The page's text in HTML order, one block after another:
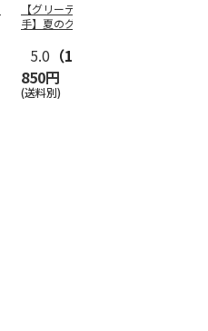
【グリーティング切
手】夏のグリーティ
5.0 （10）
850円
(送料別)